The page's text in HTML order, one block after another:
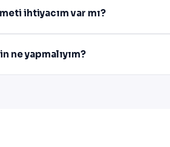
ihtiyacım var mı?
ne yapmalıyım?